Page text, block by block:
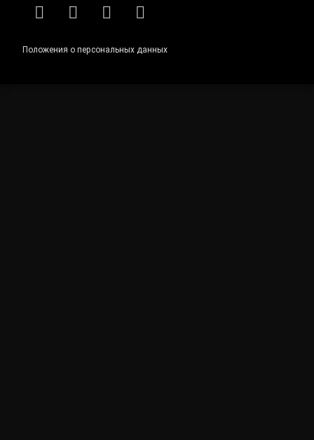
RSS E-mailВКонтакте
Telegram
Положения о персональных данных